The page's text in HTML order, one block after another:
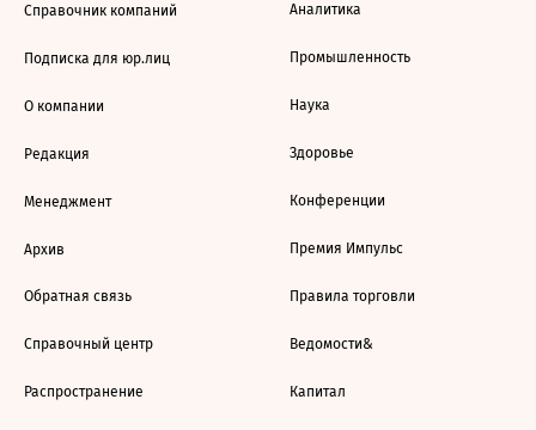
Справочник компаний
Подписка для юр.лиц
О компании
Редакция
Менеджмент
Архив
Обратная связь
Справочный центр
Распространение
Аналитика
Промышленность
Наука
Здоровье
Конференции
Премия Импульс
Правила торговли
Ведомости&
Капитал